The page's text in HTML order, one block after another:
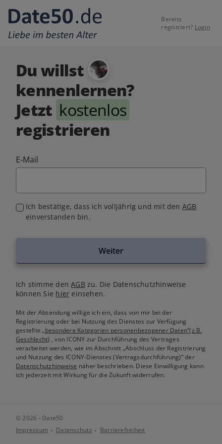
Bereits
registriert? Login
Du willst
kennenlernen?
Jetzt kostenlos
registrieren
E-Mail
Ich bestätige, dass ich volljährig und mit den AGB
einverstanden bin.
Weiter
Ich stimme denAGB zu. Die Datenschutzhinweise
können Sie hier einsehen.
Mit der Absendung willige ich ein, dass von mir bei der
Registrierung oder bei Nutzung des Dienstes zur Verfügung
gestellte„besondere Kategorien personenbezogener Daten“(z.B.
Geschlecht) , von ICONY zur Durchführung des Vertrages
verarbeitet werden, wie im Abschnitt „Abschluss der Registrierung
und Nutzung des ICONY-Dienstes (Vertragsdurchführung)“ der
Datenschutzhinweise näher beschrieben. Diese Einwilligung kann
ich jederzeit mit Wirkung für die Zukunft widerrufen.
© 2026 - Date50
Impressum
Datenschutz Barrierefreiheit